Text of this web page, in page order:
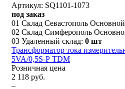
Артикул: SQ1101-1073
под заказ
01 Склад Севастополь
02 Склад Симферополь
03 Удаленный склад: 0 шт
Трансформатор тока
5VA/0,5S-Р TDM
Розничная цена
2 118 руб.
–